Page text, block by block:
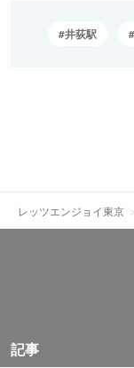
井荻駅
レッツエンジョイ東京
記事